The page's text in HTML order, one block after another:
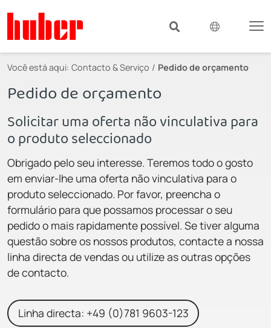
Você está aqui: Contacto & Serviço Pedido de orçamento
Pedido de orçamento
Solicitar uma oferta não vinculativa para
o produto seleccionado
Obrigado pelo seu interesse. Teremos todo o gosto
em enviar-lhe uma oferta não vinculativa para o
produto seleccionado. Por favor, preencha o
formulário para que possamos processar o seu
pedido o mais rapidamente possível. Se tiver alguma
questão sobre os nossos produtos, contacte a nossa
linha directa de vendas ou utilize as outras opções
de contacto.
Linha directa: +49 (0)781 9603-123